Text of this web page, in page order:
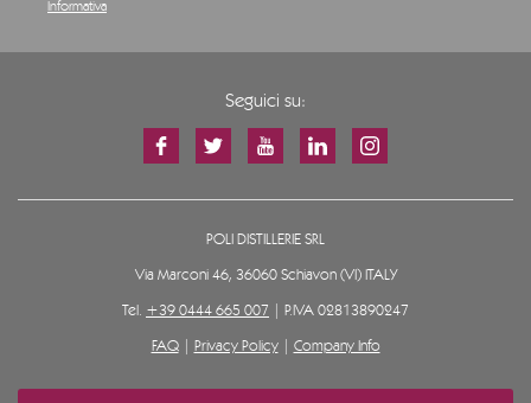
Informativa
Seguici su:
POLI DISTILLERIE SRL
Via Marconi 46, 36060 Schiavon (VI) ITALY
Tel. +39 0444 665 007 | P.IVA 02813890247
FAQ| Privacy Policy| Company Info